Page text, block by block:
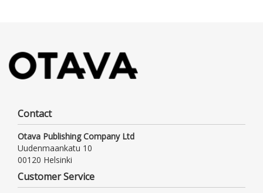
Contact
Otava Publishing Company Ltd
Uudenmaankatu 10
00120 Helsinki
Customer Service